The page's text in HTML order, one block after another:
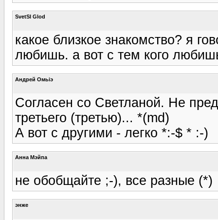
SvetSI Glod
какое близкое знакомство? я
любишь. а вот с тем кого
Андрей Омьiэ
Согласен со Светланой. Не
третьего (третью)... *(md)
А вот с другими - легко *:-$ * :-)
Анна Мэйпа
не обобщайте ;-), все разные (*)
энже